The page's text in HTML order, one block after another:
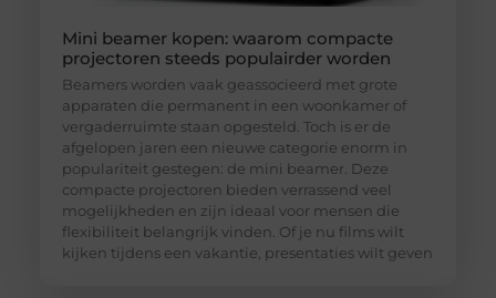
Mini beamer kopen: waarom compacte
projectoren steeds populairder worden
Beamers worden vaak geassocieerd met grote
apparaten die permanent in een woonkamer of
vergaderruimte staan opgesteld. Toch is er de
afgelopen jaren een nieuwe categorie enorm in
populariteit gestegen: de mini beamer. Deze
compacte projectoren bieden verrassend veel
mogelijkheden en zijn ideaal voor mensen die
flexibiliteit belangrijk vinden. Of je nu films wilt
kijken tijdens een vakantie, presentaties wilt geven